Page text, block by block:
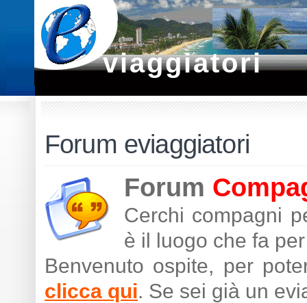
viaggiatori
Forum eviaggiatori
Forum
Cerchi compagni
è il luogo che fa
Benvenuto ospite, per
clicca qui. Se sei già un